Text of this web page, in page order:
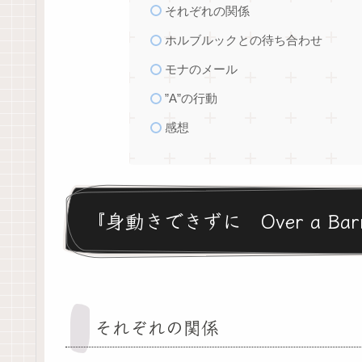
それぞれの関係
ホルブルックとの待ち合わせ
モナのメール
”A”の行動
感想
『身動きできずに Over a
それぞれの関係